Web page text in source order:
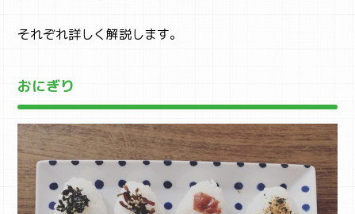
それぞれ詳しく解説します。
おにぎり